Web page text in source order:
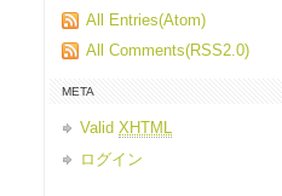
All Entries(Atom)
All Comments(RSS2.0)
META
Valid XHTML
ログイン